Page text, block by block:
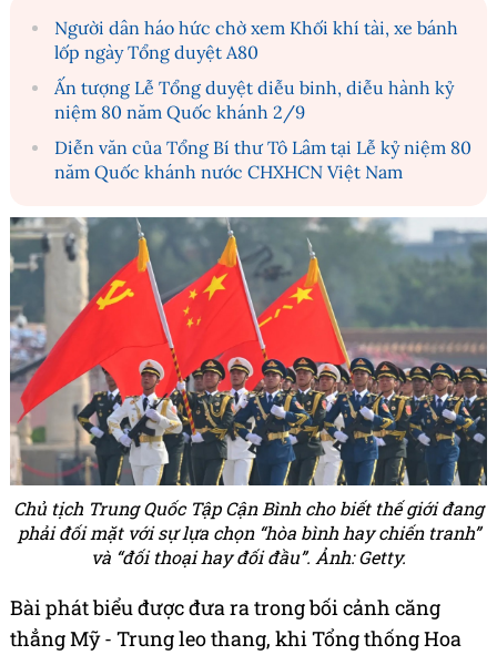
Người dân háo hức chờ xem Khối khí tài, xe bánh
lốp ngày Tổng duyệt A80
Ấn tượng Lễ Tổng duyệt diễu binh, diễu hành kỷ
niệm 80 năm Quốc khánh 2/9
Diễn văn của Tổng Bí thư Tô Lâm tại Lễ kỷ niệm 80
năm Quốc khánh nước CHXHCN Việt Nam
Chủ tịch Trung Quốc Tập Cận Bình cho biết thế giới đang
phải đối mặt với sự lựa chọn “hòa bình hay chiến tranh”
và “đối thoại hay đối đầu”. Ảnh: Getty.
Bài phát biểu được đưa ra trong bối cảnh căng
thẳng Mỹ - Trung leo thang, khi Tổng thống Hoa